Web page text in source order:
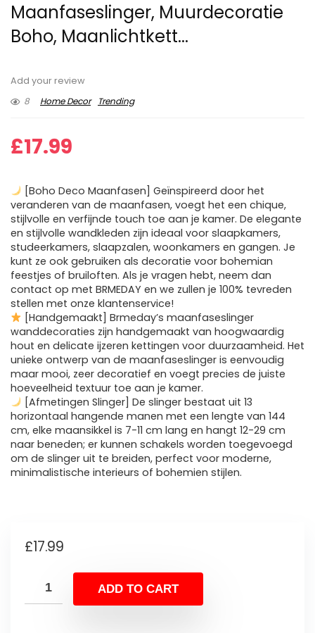
Maanfaseslinger, Muurdecoratie
Boho, Maanlichtkett...
Add your review
8
Home Decor Trending
£17.99
[Boho Deco Maanfasen] Geïnspireerd door het
veranderen van de maanfasen, voegt het een chique,
stijlvolle en verfijnde touch toe aan je kamer. De elegante
en stijlvolle wandkleden zijn ideaal voor slaapkamers,
studeerkamers, slaapzalen, woonkamers en gangen. Je
kunt ze ook gebruiken als decoratie voor bohemian
feestjes of bruiloften. Als je vragen hebt, neem dan
contact op met BRMEDAY en we zullen je 100% tevreden
stellen met onze klantenservice!
[Handgemaakt] Brmeday’s maanfaseslinger
wanddecoraties zijn handgemaakt van hoogwaardig
hout en delicate ijzeren kettingen voor duurzaamheid. Het
unieke ontwerp van de maanfaseslinger is eenvoudig
maar mooi, zeer decoratief en voegt precies de juiste
hoeveelheid textuur toe aan je kamer.
[Afmetingen Slinger] De slinger bestaat uit 13
horizontaal hangende manen met een lengte van 144
cm, elke maansikkel is 7-11 cm lang en hangt 12-29 cm
naar beneden; er kunnen schakels worden toegevoegd
om de slinger uit te breiden, perfect voor moderne,
minimalistische interieurs of bohemien stijlen.
£17.99
ADD TO CART